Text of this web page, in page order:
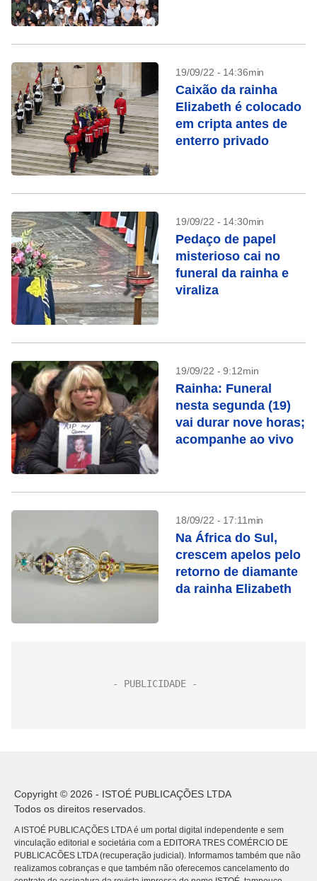
19/09/22 - 14:36min
Caixão da rainha
Elizabeth é colocado
em cripta antes de
enterro privado
19/09/22 - 14:30min
Pedaço de papel
misterioso cai no
funeral da rainha e
viraliza
19/09/22 - 9:12min
Rainha: Funeral
nesta segunda (19)
vai durar nove horas;
acompanhe ao vivo
18/09/22 - 17:11min
Na África do Sul,
crescem apelos pelo
retorno de diamante
da rainha Elizabeth
Copyright © 2026 - ISTOÉ PUBLICAÇÕES LTDA
Todos os direitos reservados.
A ISTOÉ PUBLICAÇÕES LTDA é um portal digital independente e sem
vinculação editorial e societária com a EDITORA TRES COMÉRCIO DE
PUBLICACÕES LTDA (recuperação judicial). Informamos também que não
realizamos cobranças e que também não oferecemos cancelamento do